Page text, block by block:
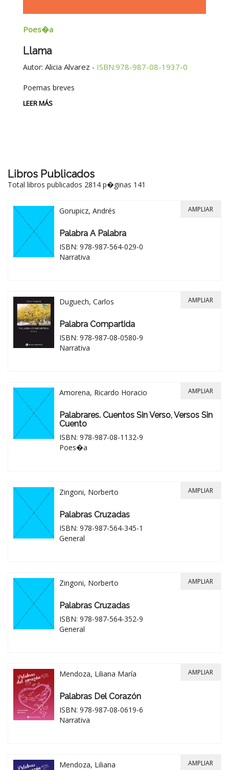
Poes�a
Llama
Autor: Alicia Alvarez - ISBN:978-987-08-1937-0
Poemas breves
LEER MÁS
Libros Publicados
Total libros publicados 2814 p�ginas 141
Gorupicz, Andrés
Palabra A Palabra
ISBN: 978-987-564-029-0
Narrativa
AMPLIAR
Duguech, Carlos
Palabra Compartida
ISBN: 978-987-08-0580-9
Narrativa
AMPLIAR
Amorena, Ricardo Horacio
Palabrares. Cuentos Sin Verso, Versos Sin
Cuento
ISBN: 978-987-08-1132-9
Poes�a
AMPLIAR
Zingoni, Norberto
Palabras Cruzadas
ISBN: 978-987-564-345-1
General
AMPLIAR
Zingoni, Norberto
Palabras Cruzadas
ISBN: 978-987-564-352-9
General
AMPLIAR
Mendoza, Liliana María
Palabras Del Corazón
ISBN: 978-987-08-0619-6
Narrativa
AMPLIAR
Mendoza, Liliana AMPLIAR